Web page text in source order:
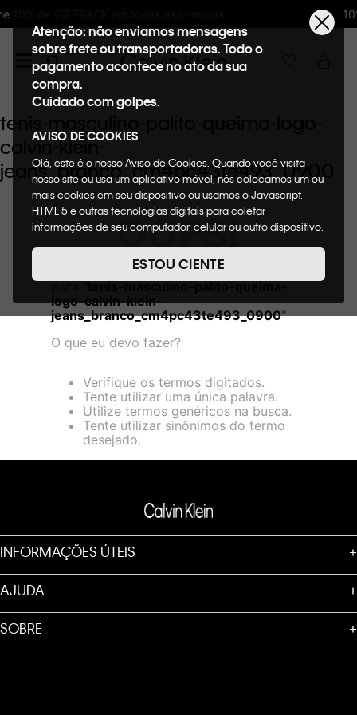
as compras 10%OFF na primeira compra :
Atenção: não enviamos mensagens
sobre frete ou transportadoras. Todo o
pagamento acontece no ato da sua
compra.
Cuidado com golpes.
AVISO DE COOKIES
Olá, este é o nosso Aviso de Cookies. Quando você visita
nosso site ou usa um aplicativo móvel, nós colocamos um ou
mais cookies em seu dispositivo ou usamos o Javascript,
HTML 5 e outras tecnologias digitais para coletar
informações de seu computador, celular ou outro dispositivo.
de cookies, informaremos quais cookies usaremos e quais
suas funções. A forma como processamos os dados
nosso Aviso de Privacidade. Quando você visita nosso site,
consideraremos isso como sua solicitação específica para
fornecer a você toda a funcionalidade do site, incluindo,
entre outros, a capacidade de comprar um item em nossa
Cookies acesse o link.
ESTOU CIENTE
tenis-masculino-palito-queima-logo-
calvin-klein-
jeans_branco_cm4pc43te493_0900
OOPS!
Não encontramos nenhum resultado
logo-calvin-klein-
jeans_branco_cm4pc43te493_0900"
O que eu devo fazer?
Verifique os termos digitados.
Tente utilizar uma única palavra.
Utilize termos genéricos na busca.
Tente utilizar sinônimos do termo
desejado.
INFORMAÇÕES ÚTEIS +
AJUDA +
SOBRE +